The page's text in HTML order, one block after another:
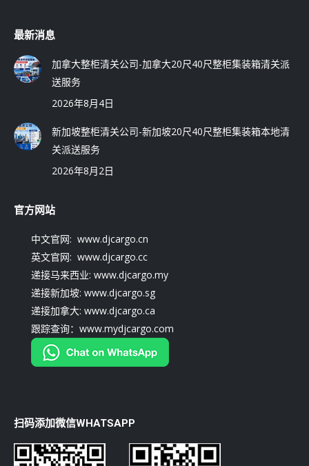
最新消息
加拿大整柜清关公司-加拿大20尺40尺整柜集装箱清关派
送服务
2026年8月4日
新加坡整柜清关公司-新加坡20尺40尺整柜集装箱本地清
关派送服务
2026年8月2日
官方网站
中文官网: www.djcargo.cn
英文官网: www.djcargo.cc
递接马来西业: www.djcargo.my
递接新加坡: www.djcargo.sg
递接加拿大: www.djcargo.ca
跟踪查询：www.mydjcargo.com
扫码添加微信WHATSAPP